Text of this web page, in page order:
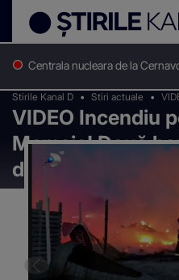
Centrala nucleara de la
Stirile Kanal D Stiri actuale
VIDEO Incendiu
Mamaia! Două
distruse